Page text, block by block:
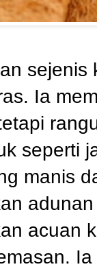
Ia
seperti
manis
acuan